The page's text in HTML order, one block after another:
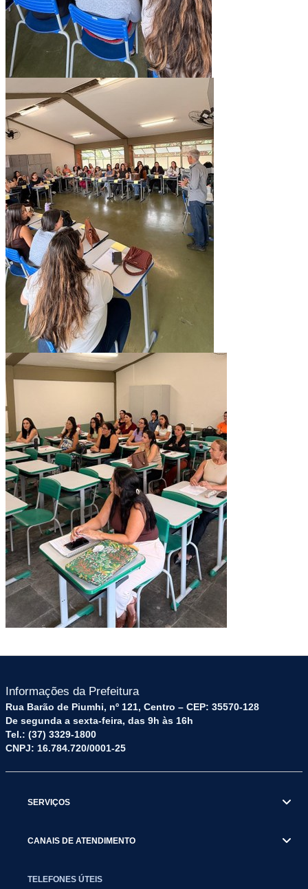
Informações da Prefeitura
Rua Barão de Piumhi, nº 121, Centro – CEP: 35570-128
De segunda a sexta-feira, das 9h às 16h
Tel.: (37) 3329-1800
CNPJ: 16.784.720/0001-25
SERVIÇOS
CANAIS DE ATENDIMENTO
TELEFONES ÚTEIS